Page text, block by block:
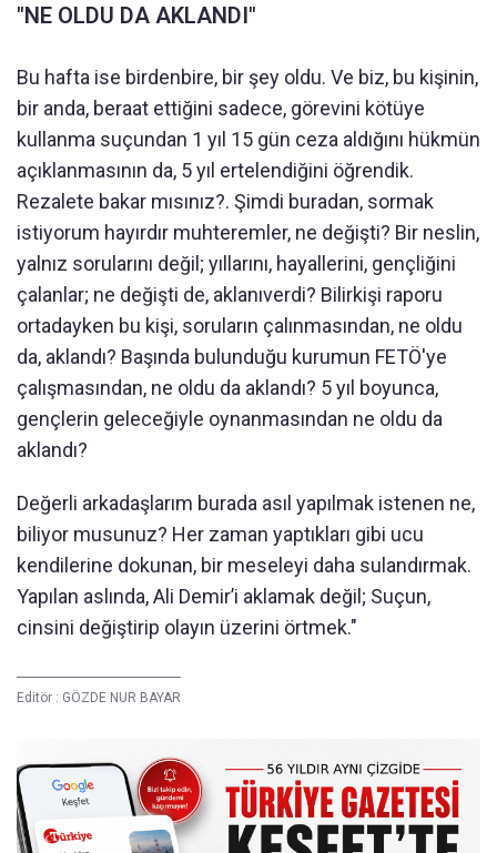
"NE OLDU DA AKLANDI"
Bu hafta ise birdenbire, bir şey oldu. Ve biz, bu kişinin,
bir anda, beraat ettiğini sadece, görevini kötüye
kullanma suçundan 1 yıl 15 gün ceza aldığını hükmün
açıklanmasının da, 5 yıl ertelendiğini öğrendik.
Rezalete bakar mısınız?. Şimdi buradan, sormak
istiyorum hayırdır muhteremler, ne değişti? Bir neslin,
yalnız sorularını değil; yıllarını, hayallerini, gençliğini
çalanlar; ne değişti de, aklanıverdi? Bilirkişi raporu
ortadayken bu kişi, soruların çalınmasından, ne oldu
da, aklandı? Başında bulunduğu kurumun FETÖ'ye
çalışmasından, ne oldu da aklandı? 5 yıl boyunca,
gençlerin geleceğiyle oynanmasından ne oldu da
aklandı?
Değerli arkadaşlarım burada asıl yapılmak istenen ne,
biliyor musunuz? Her zaman yaptıkları gibi ucu
kendilerine dokunan, bir meseleyi daha sulandırmak.
Yapılan aslında, Ali Demir’i aklamak değil; Suçun,
cinsini değiştirip olayın üzerini örtmek."
Editör : GÖZDE NUR BAYAR